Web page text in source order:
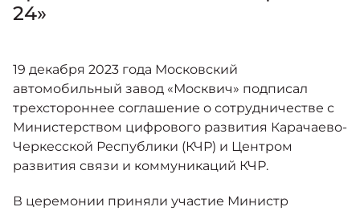
Москвич 3 с ручным
управлением (РУ)
Кроссовер, создающий равные
возможности
Спецпредложения
Калькулятор трейд-ин
АКСЕССУАРЫ
24»
19 декабря 2023 года Московский
автомобильный завод «Москвич» подписал
трехстороннее соглашение о сотрудничестве с
Министерством цифрового развития Карачаево-
Черкесской Республики (КЧР) и Центром
развития связи и коммуникаций КЧР.
В церемонии приняли участие Министр